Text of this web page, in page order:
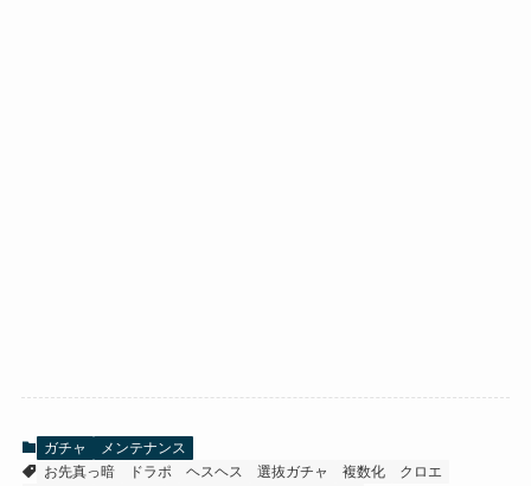
ガチャ
メンテナンス
お先真っ暗
ドラポ ヘスヘス 選抜ガチャ 複数化
クロエ